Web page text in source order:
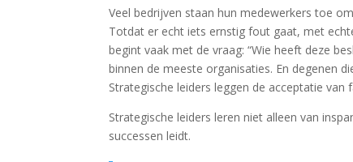
Veel bedrijven staan hun medewerkers toe
Totdat er echt iets ernstig fout gaat, met
begint vaak met de vraag: “Wie heeft deze
binnen de meeste organisaties. En degenen
Strategische leiders leggen de acceptatie
Strategische leiders leren niet alleen van
successen leidt.